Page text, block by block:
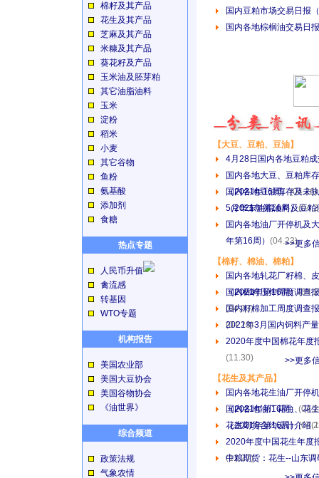
棉籽及其产品
花生及其产品
芝麻及其产品
米糠及其产品
葵花籽及产品
玉米油及胚芽粕
其它油脂油料
玉米
淀粉
稻米
小麦
其它谷物
鱼粉
氨基酸
添加剂
食糖
热点专题
人民币升值
禽流感
转基因
WTO专题
机构报告
美国农业部
美国大豆协会
美国谷物协会
《油世界》
综合频道
政策法规
气象农情
兽药招商
农业网
国内豆粕市场交易日报
国内各地棕榈油交易日
【大豆、豆粕、豆油】
4月28日国内各地豆粕
国内各地大豆、豆粕库
（2021年16周）(04.26)
国内各地豆油库存及未
（2021年第16周）
5月华东油脂油料及豆粕
国内各地油厂开停机及
年第16周） (04.23)>>更多
【棉籽、棉油、棉粕】
国内各地轧花厂籽棉、
（2021年第16周）
国内棉籽压榨周度调查
(04.23)
国内籽棉加工周度调查
(04.23)
2021年3月国内饲料产
2020年度中国棉花年度
(11.30)
>>更多
【花生及其产品】
国内各地花生油厂开停
（2021年第16周）
国内各地油厂花生、花
（2021年第16周）
花生期货合约设计介绍
2020年度中国花生年度
(11.27)
中粮期货：花生--山东